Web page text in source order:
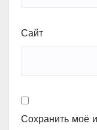
Сайт
Сохранить моё